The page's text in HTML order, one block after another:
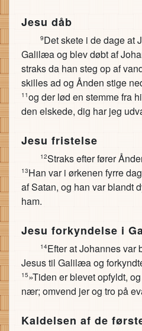
Jesu dåb
9Det skete i de dage at
Galilæa og blev døbt af
straks da han steg op af
skilles ad og Ånden stige
11og der lød en stemme fra
den elskede, dig har jeg
Jesu fristelse
12Straks efter fører
13Han var i ørkenen fyrre
af Satan, og han var blandt
ham.
Jesu forkyndelse i
14Efter at Johannes
Jesus til Galilæa og
15»Tiden er blevet opfyldt,
nær; omvend jer og tro på
Kaldelsen af de